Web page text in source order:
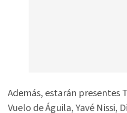
Además, estarán presentes
Vuelo de Águila, Yavé Nissi,